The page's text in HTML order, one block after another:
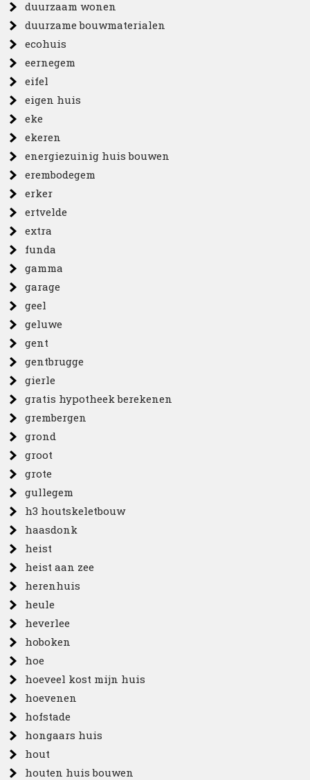
duurzaam wonen
duurzame bouwmaterialen
ecohuis
eernegem
eifel
eigen huis
eke
ekeren
energiezuinig huis bouwen
erembodegem
erker
ertvelde
extra
funda
gamma
garage
geel
geluwe
gent
gentbrugge
gierle
gratis hypotheek berekenen
grembergen
grond
groot
grote
gullegem
h3 houtskeletbouw
haasdonk
heist
heist aan zee
herenhuis
heule
heverlee
hoboken
hoe
hoeveel kost mijn huis
hoevenen
hofstade
hongaars huis
hout
houten huis bouwen